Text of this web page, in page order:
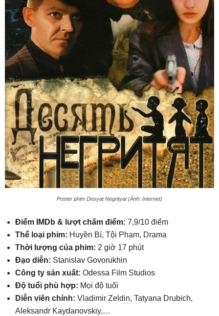
Poster phim Desyat Negrityat (Ảnh: Internet)
Điểm IMDb & lượt chấm điểm: 7,9/10 điểm
Thể loại phim: Huyền Bí, Tội Phạm, Drama
Thời lượng của phim: 2 giờ 17 phút
Đạo diễn: Stanislav Govorukhin
Công ty sản xuất: Odessa Film Studios
Độ tuổi phù hợp: Mọi độ tuổi
Diễn viên chính: Vladimir Zeldin, Tatyana Drubich,
Aleksandr Kaydanovskiy,…